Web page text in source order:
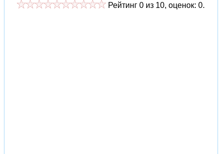
Рейтинг 0 из 10, оценок: 0.